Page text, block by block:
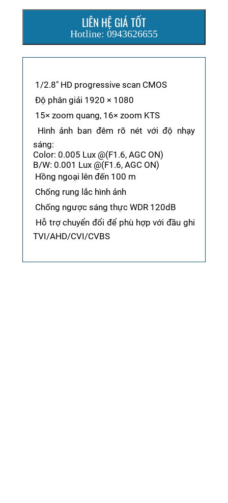
LIÊN HỆ GIÁ TỐT
Hotline: 0943626655
 1/2.8" HD progressive scan CMOS
 Độ phân giải 1920 × 1080
 15× zoom quang, 16× zoom KTS
 Hình ảnh ban đêm rõ nét với độ nhạy
sáng:
Color: 0.005 Lux @(F1.6, AGC ON)
B/W: 0.001 Lux @(F1.6, AGC ON)
 Hồng ngoại lên đến 100 m
 Chống rung lắc hình ảnh
 Chống ngược sáng thực WDR 120dB
 Hỗ trợ chuyển đổi để phù hợp với đầu ghi
TVI/AHD/CVI/CVBS